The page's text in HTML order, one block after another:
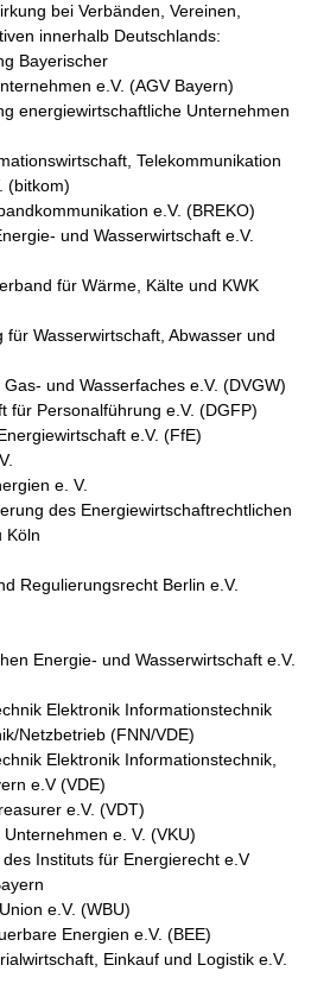
bei Verbänden, Vereinen,
innerhalb Deutschlands:
Bayerischer
e.V. (AGV Bayern)
energiewirtschaftliche Unternehmen
Telekommunikation
(bitkom)
e.V. (BREKO)
und Wasserwirtschaft e.V.
für Wärme, Kälte und KWK
für Wasserwirtschaft, Abwasser und
und Wasserfaches e.V. (DVGW)
für Personalführung e.V. (DGFP)
e.V. (FfE)
e. V.
des Energiewirtschaftrechtlichen
Köln
Regulierungsrecht Berlin e.V.
Energie- und Wasserwirtschaft e.V.
Elektronik Informationstechnik
Netzbetrieb (FNN/VDE)
Elektronik Informationstechnik,
e.V (VDE)
e.V. (VDT)
e. V. (VKU)
Instituts für Energierecht e.V
e.V. (WBU)
Energien e.V. (BEE)
Einkauf und Logistik e.V.